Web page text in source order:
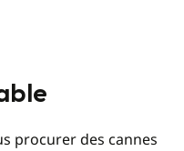
procurer des cannes